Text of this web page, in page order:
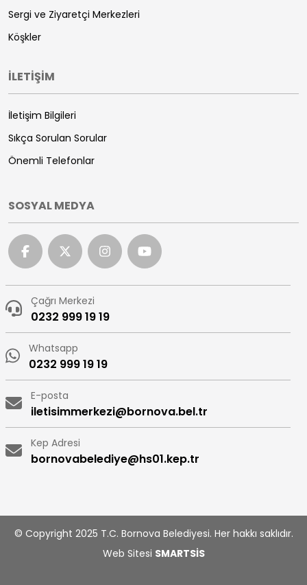
Sergi ve Ziyaretçi Merkezleri
Köşkler
İLETİŞİM
İletişim Bilgileri
Sıkça Sorulan Sorular
Önemli Telefonlar
SOSYAL MEDYA
Çağrı Merkezi
0232 999 19 19
Whatsapp
0232 999 19 19
E-posta
iletisimmerkezi@bornova.bel.tr
Kep Adresi
bornovabelediye@hs01.kep.tr
© Copyright 2025 T.C. Bornova Belediyesi. Her hakkı saklıdır.
Web Sitesi SMARTSİS